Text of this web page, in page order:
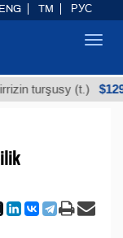
(t.) $12935,18
ENG TM РУС